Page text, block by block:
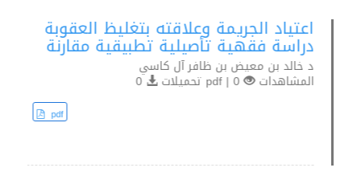
اعتياد الجريمة وعلاقته بتغليظ العقوبة
دراسة فقهية تأصيلية تطبيقية مقارنة
د خالد بن معيض بن ظافر آل كاسي
المشاهدات 0 | pdf تحميلات 0
pdf